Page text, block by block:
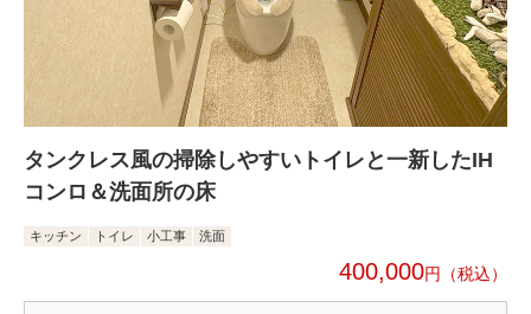
タンクレス風の掃除しやすいトイレと一新したIH
コンロ＆洗面所の床
キッチン トイレ 小工事 洗面
400,000円